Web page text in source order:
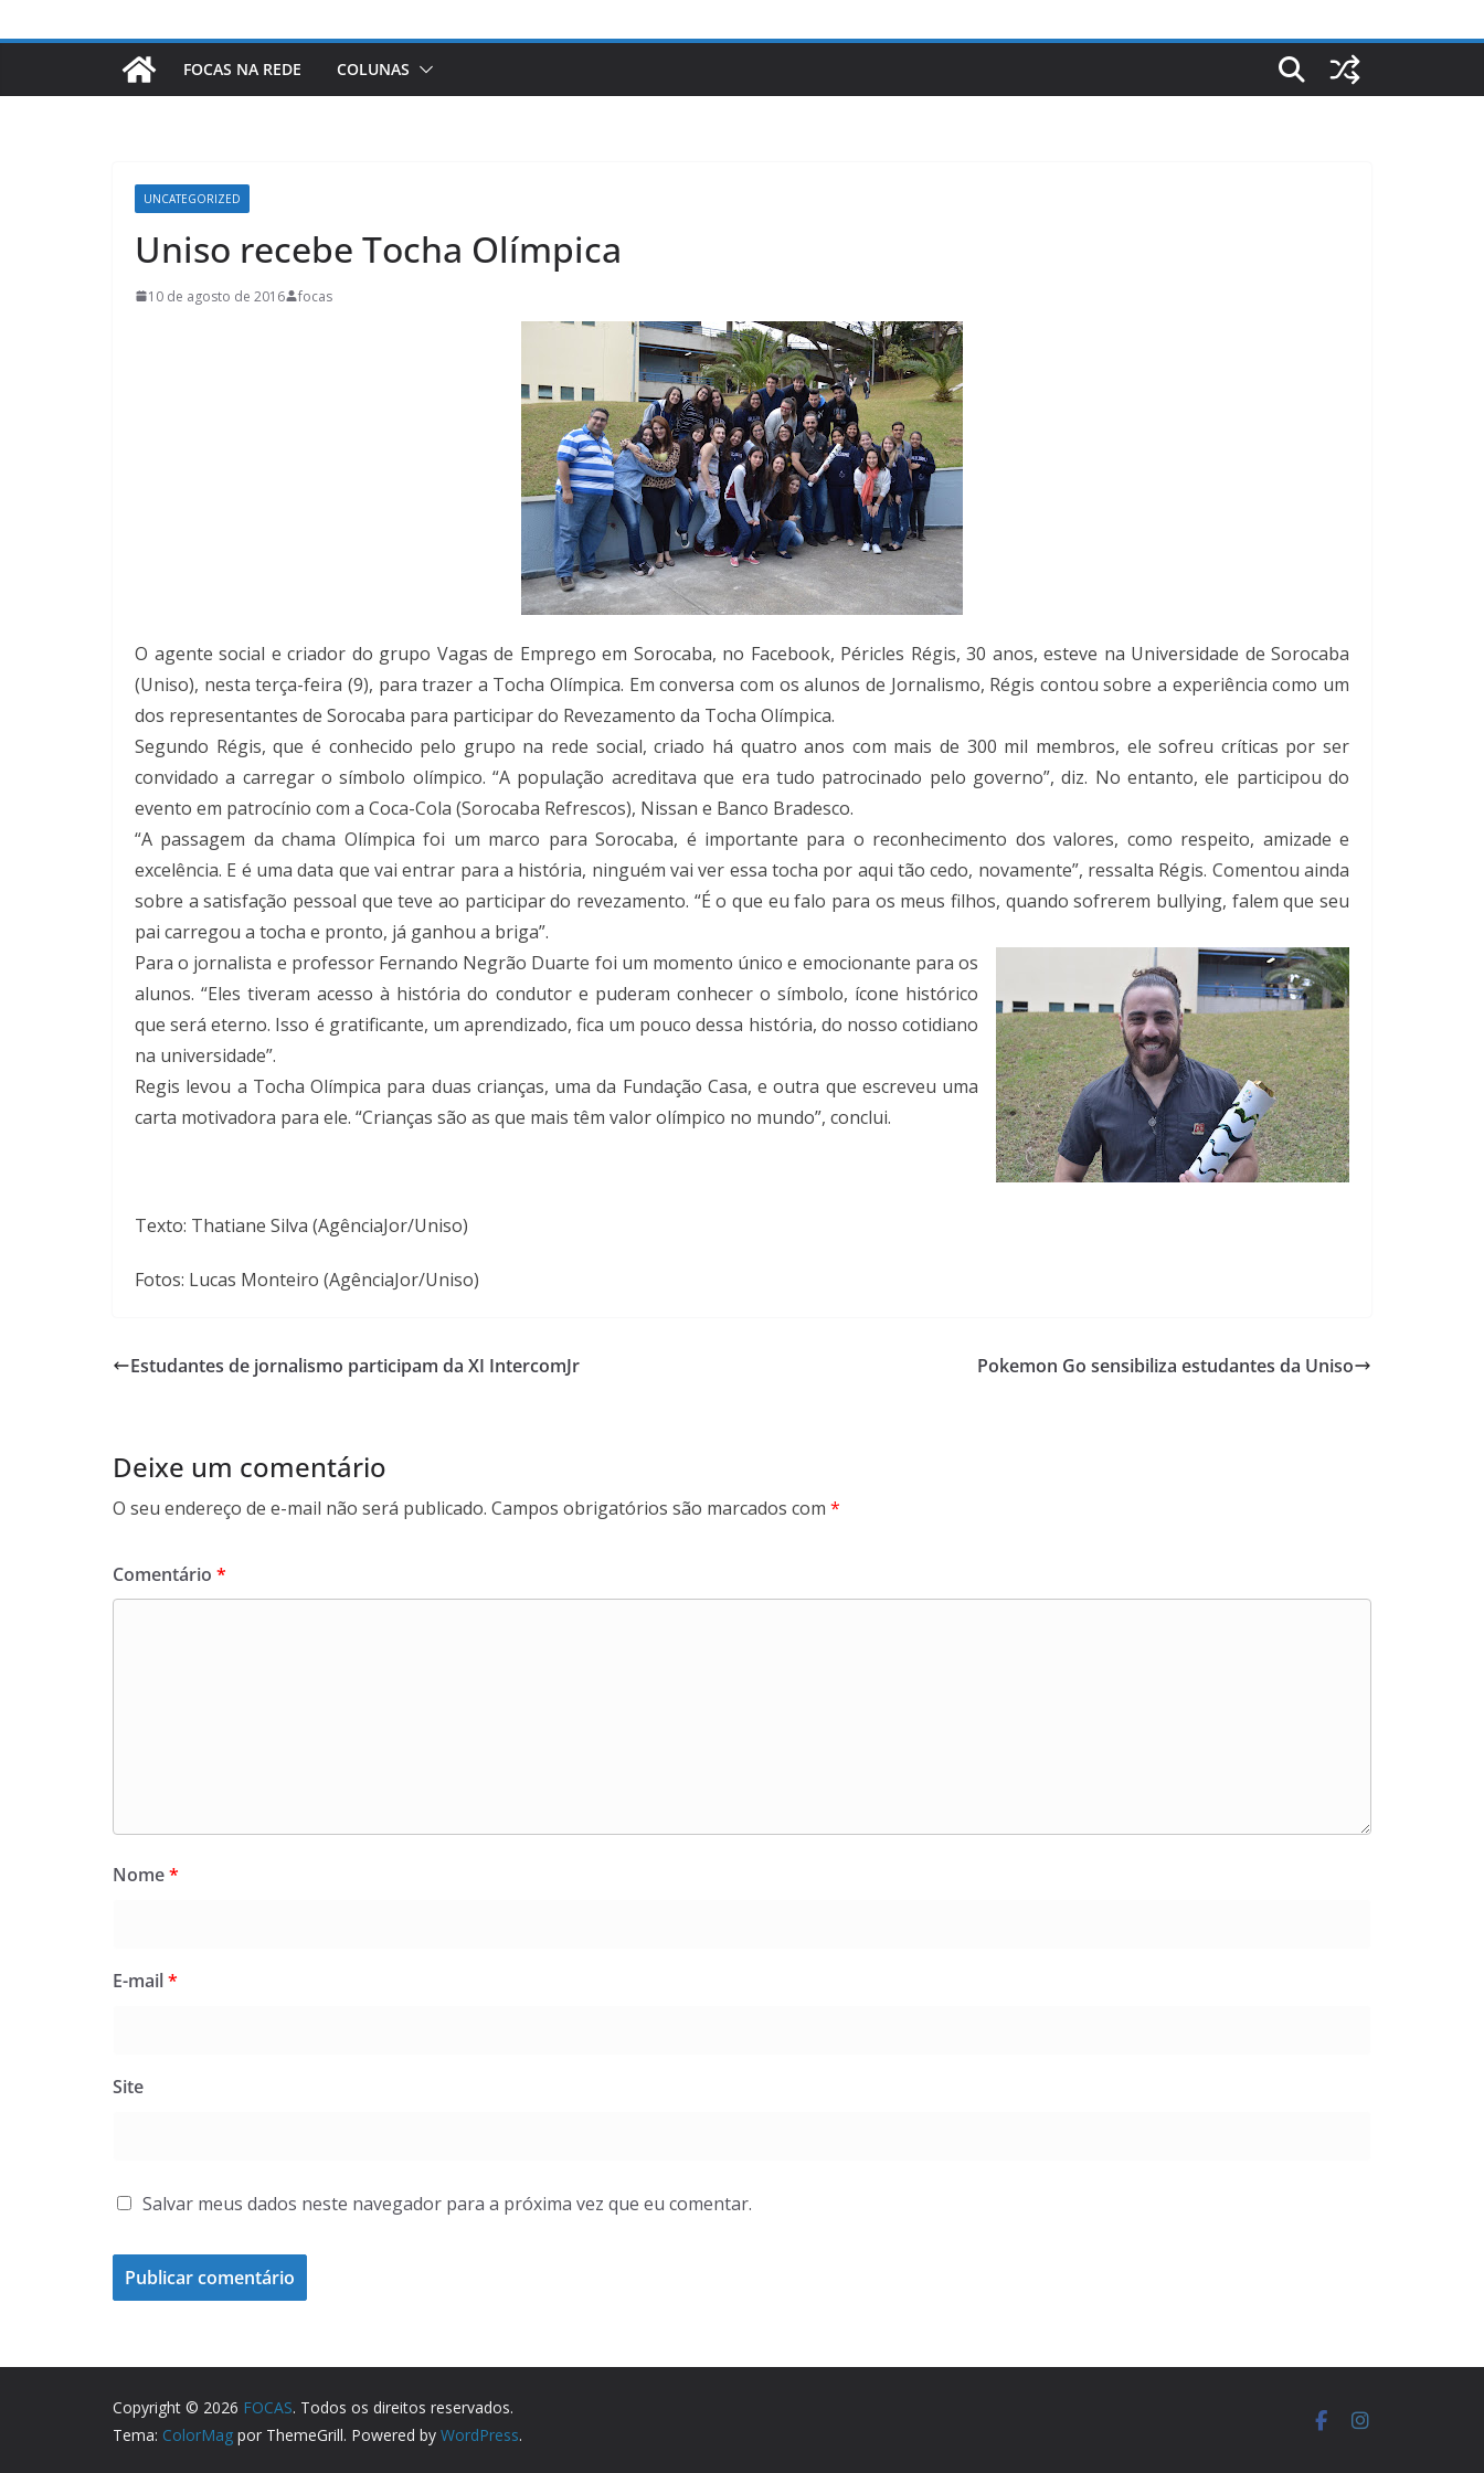
FOCAS NA REDE COLUNAS
UNCATEGORIZED
Uniso recebe Tocha Olímpica
10 de agosto de 2016 focas
O agente social e criador do grupo Vagas de Emprego em Sorocaba, no Facebook, Péricles Régis, 30 anos, esteve na Universidade de Sorocaba
(Uniso), nesta terça-feira (9), para trazer a Tocha Olímpica. Em conversa com os alunos de Jornalismo, Régis contou sobre a experiência como um
dos representantes de Sorocaba para participar do Revezamento da Tocha Olímpica.
Segundo Régis, que é conhecido pelo grupo na rede social, criado há quatro anos com mais de 300 mil membros, ele sofreu críticas por ser
convidado a carregar o símbolo olímpico. “A população acreditava que era tudo patrocinado pelo governo”, diz. No entanto, ele participou do
evento em patrocínio com a Coca-Cola (Sorocaba Refrescos), Nissan e Banco Bradesco.
“A passagem da chama Olímpica foi um marco para Sorocaba, é importante para o reconhecimento dos valores, como respeito, amizade e
excelência. E é uma data que vai entrar para a história, ninguém vai ver essa tocha por aqui tão cedo, novamente”, ressalta Régis. Comentou ainda
sobre a satisfação pessoal que teve ao participar do revezamento. “É o que eu falo para os meus filhos, quando sofrerem bullying, falem que seu
pai carregou a tocha e pronto, já ganhou a briga”.
Para o jornalista e professor Fernando Negrão Duarte foi um momento único e emocionante para os
alunos. “Eles tiveram acesso à história do condutor e puderam conhecer o símbolo, ícone histórico
que será eterno. Isso é gratificante, um aprendizado, fica um pouco dessa história, do nosso cotidiano
na universidade”.
Regis levou a Tocha Olímpica para duas crianças, uma da Fundação Casa, e outra que escreveu uma
carta motivadora para ele. “Crianças são as que mais têm valor olímpico no mundo”, conclui.
Texto: Thatiane Silva (AgênciaJor/Uniso)
Fotos: Lucas Monteiro (AgênciaJor/Uniso)
Estudantes de jornalismo participam da XI IntercomJr Pokemon Go sensibiliza estudantes da Uniso
Deixe um comentário
O seu endereço de e-mail não será publicado. Campos obrigatórios são marcados com *
Comentário *
Nome*
E-mail*
Site
Salvar meus dados neste navegador para a próxima vez que eu comentar.
Copyright © 2026 FOCAS. Todos os direitos reservados.
Tema: ColorMag por ThemeGrill. Powered by WordPress.